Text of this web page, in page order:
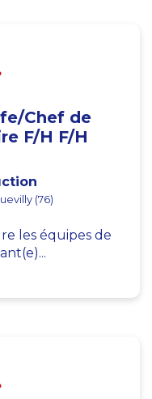
Chef de
F/H F/H
(76)
les équipes de